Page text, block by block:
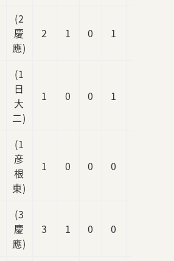
(2
慶
應)
2 1 0 1
(1
日
大
二)
1 0 0 1
(1
彦
根
東)
1 0 0 0
(3
慶
應)
3 1 0 0